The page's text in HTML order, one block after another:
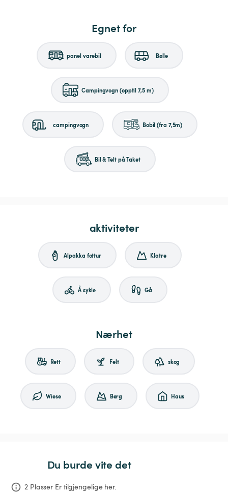
Egnet for
panel varebil Bølle
Campingvogn (opptil 7,5 m)
campingvogn Bobil (fra 7,5m)
Bil & Telt på Taket
aktiviteter
Alpakka fottur Klatre
Å sykle Gå
Nærhet
Rett Felt skog
Wiese Berg Haus
Du burde vite det
2 Plasser Er tilgjengelige her.